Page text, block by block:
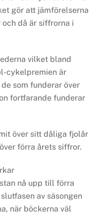
gör att jämförelserna
då är siffrorna i
vilket bland
cykelpremien är
som funderar över
fortfarande funderar
över sitt dåliga fjolår
förra årets siffror.
nå upp till förra
av säsongen
när böckerna väl